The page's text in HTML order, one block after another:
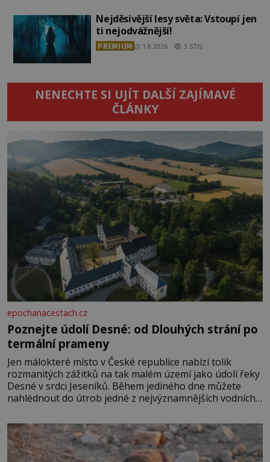
Nejděsivější lesy světa: Vstoupí jen
ti nejodvážnější!
PREMIUM 1.8.2026 3.5TIS
NENECHTE SI UJÍT DALŠÍ ZAJÍMAVÉ
ČLÁNKY
epochanacestach.cz
Poznejte údolí Desné: od Dlouhých strání po
termální prameny
Jen málokteré místo v České republice nabízí tolik
rozmanitých zážitků na tak malém území jako údolí řeky
Desné v srdci Jeseníků. Během jediného dne můžete
nahlédnout do útrob jedné z nejvýznamnějších vodních
se na koloběžce a den zakončit poznáváním památek ve
Velkých Losinách nebo v termálním